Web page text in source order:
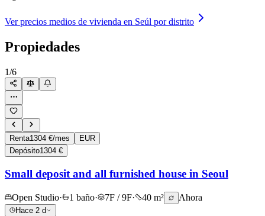
Ver precios medios de vivienda en Seúl por distrito
Propiedades
1/6
Renta1304 €/mes
EUR
Depósito1304 €
Small deposit and all furnished house in Seoul
Open Studio· 1 baño· 7F / 9F· 40 m² Ahora
Hace 2 d